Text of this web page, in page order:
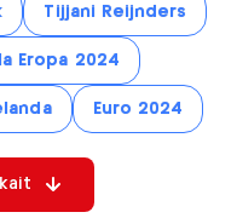
Tijjani Reijnders
Eropa 2024
Euro 2024